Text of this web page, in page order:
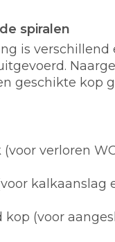
spiralen
is
geschikte kop
verloren
kalkaanslag
kop (voor